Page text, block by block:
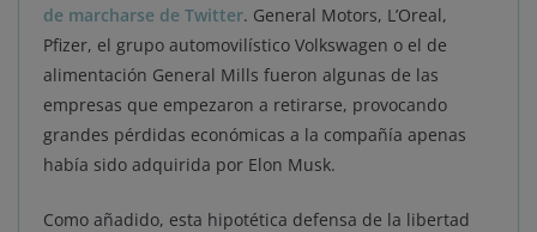
de marcharse de Twitter. General Motors, L’Oreal,
Pfizer, el grupo automovilístico Volkswagen o el de
alimentación General Mills fueron algunas de las
empresas que empezaron a retirarse, provocando
grandes pérdidas económicas a la compañía apenas
había sido adquirida por Elon Musk.
Como añadido, esta hipotética defensa de la libertad